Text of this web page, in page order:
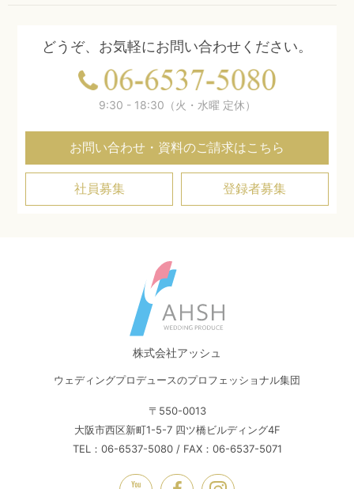
どうぞ、お気軽にお問い合わせください。
9:30 - 18:30（火・水曜 定休）
お問い合わせ・資料のご請求はこちら
社員募集 登録者募集
株式会社アッシュ
ウェディングプロデュースのプロフェッショナル集団
〒550-0013
大阪市西区新町1-5-7 四ツ橋ビルディング4F
TEL：06-6537-5080 / FAX：06-6537-5071